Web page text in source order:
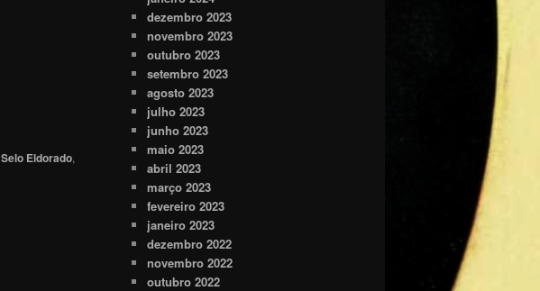
Selo Eldorado,
dezembro 2023
novembro 2023
outubro 2023
setembro 2023
agosto 2023
julho 2023
junho 2023
maio 2023
abril 2023
março 2023
fevereiro 2023
janeiro 2023
dezembro 2022
novembro 2022
outubro 2022